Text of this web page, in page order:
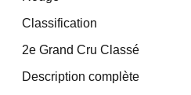
Classification
2e Grand Cru Classé
Description complète